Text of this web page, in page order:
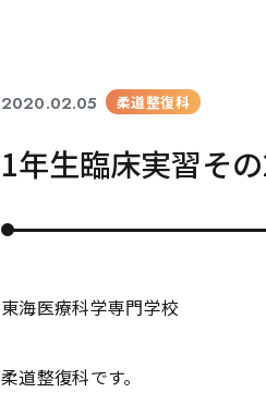
2020.02.05 柔道整復科
1年生臨床実習そ
東海医療科学専門学校
柔道整復科です。